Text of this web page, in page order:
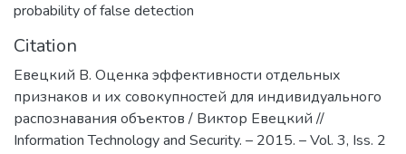
probability of false detection
Citation
Евецкий В. Оценка эффективности отдельных
признаков и их совокупностей для индивидуального
распознавания объектов / Виктор Евецкий //
Information Technology and Security. – 2015. – Vol. 3, Iss. 2